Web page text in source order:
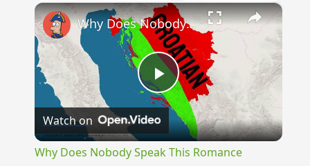
Unmute ×
Play
Video
Why Does Nobody Speak This Romance Language Anymore?
Watch on
Why Does Nobody Speak This Romance